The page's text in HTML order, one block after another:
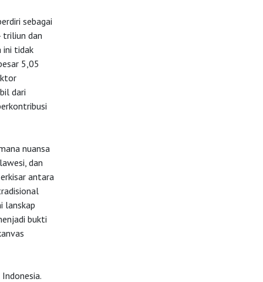
sebagai
triliun dan
ini tidak
5,05
dari
nuansa
dan
antara
lanskap
bukti